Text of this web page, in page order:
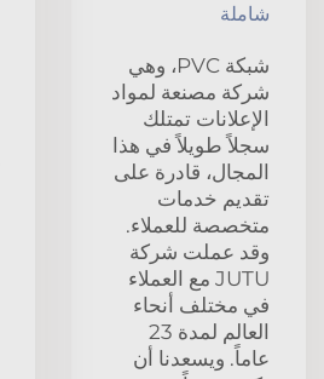
شاملة
شبكة PVC، وهي
شركة مصنعة لمواد
الإعلانات تمتلك
سجلاً طويلاً في هذا
المجال، قادرة على
تقديم خدمات
متخصصة للعملاء.
وقد عملت شركة
JUTU مع العملاء
في مختلف أنحاء
العالم لمدة 23
عاماً. ويسعدنا أن